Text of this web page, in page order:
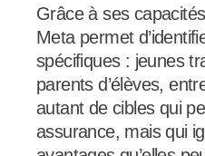
Grâce à ses
Meta permet
spécifiques : jeunes
parents d’élèves,
autant de cibles qui
assurance, mais qui